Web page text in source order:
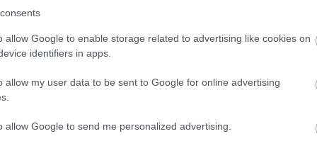
allow Google to enable storage related to advertising like cookies on
identifiers in apps.
allow my user data to be sent to Google for online advertising
allow Google to send me personalized advertising.
ΕΠΕΝΔΥΣΕΩΝ ΣΕ ΑΚΙΝΗΤΗ
την άσκηση του δικαιώματος
ονομαστικής αξίας €1.000
ποσού €100.000.000 (οι
δυνάμει του από 12.01.2022
Δανείου έως €100.000.000 και
Ομολογιούχων, όπως αυτό